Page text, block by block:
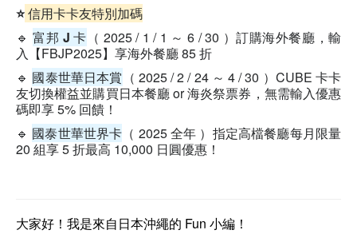
⭐信用卡卡友特別加碼
🔹富邦 J 卡 （ 2025 / 1 / 1 ～ 6 / 30 ）訂購海外餐廳，輸
入【FBJP2025】享海外餐廳 85 折
🔹 國泰世華日本賞 （ 2025 / 2 / 24 ～ 4 / 30 ） CUBE 卡卡
友切換權益並購買日本餐廳 or 海炎祭票券，無需輸入優惠
碼即享 5% 回饋！
🔹 國泰世華世界卡 （ 2025 全年 ） 指定高檔餐廳每月限量
20 組享 5 折最高 10,000 日圓優惠！
大家好！我是來自日本沖繩的 Fun 小編！